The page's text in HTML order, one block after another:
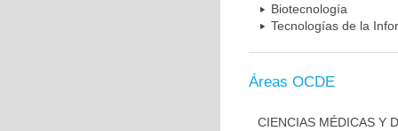
Biotecnología
Tecnologías de la
Áreas OCDE
CIENCIAS MÉDICAS Y